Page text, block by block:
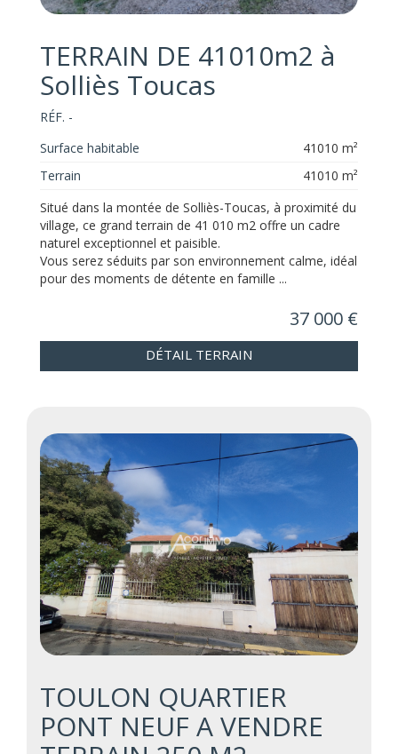
TERRAIN DE 41010m2 à
Solliès Toucas
RÉF. -
Surface habitable
41010 m²
Terrain
41010 m²
Situé dans la montée de Solliès-Toucas, à proximité du
village, ce grand terrain de 41 010 m2 offre un cadre
naturel exceptionnel et paisible.
Vous serez séduits par son environnement calme, idéal
pour des moments de détente en famille ...
37 000 €
DÉTAIL TERRAIN
TOULON QUARTIER
PONT NEUF A VENDRE